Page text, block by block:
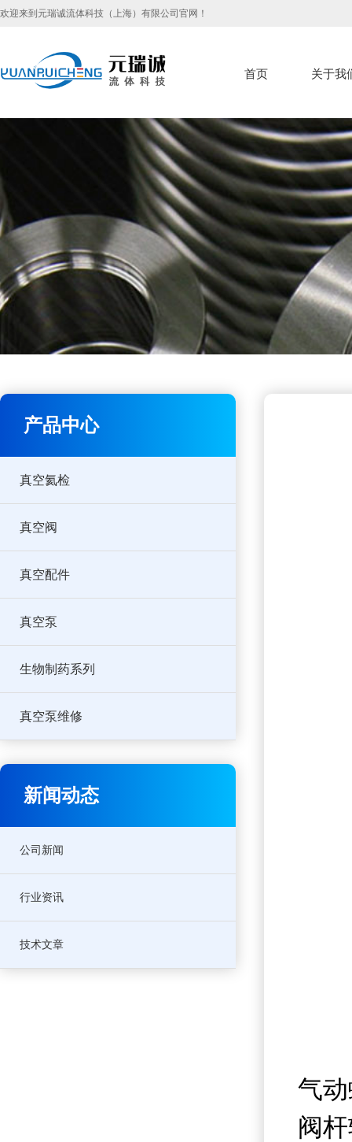
欢迎来到元瑞诚流体科技（上海）有限公司官网！
首页 关于我
产品中心
真空氦检
真空阀
真空配件
真空泵
生物制药系列
真空泵维修
新闻动态
公司新闻
行业资讯
技术文章
气
阀